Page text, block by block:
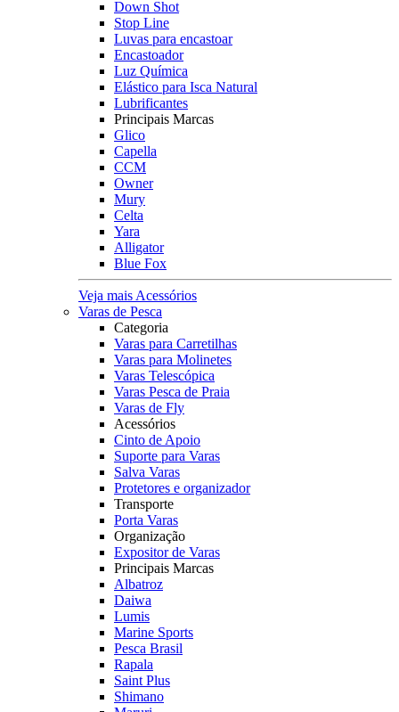
Down Shot
Stop Line
Luvas para encastoar
Encastoador
Luz Química
Elástico para Isca Natural
Lubrificantes
Principais Marcas
Glico
Capella
CCM
Owner
Mury
Celta
Yara
Alligator
Blue Fox
Veja mais Acessórios
Varas de Pesca
Categoria
Varas para Carretilhas
Varas para Molinetes
Varas Telescópica
Varas Pesca de Praia
Varas de Fly
Acessórios
Cinto de Apoio
Suporte para Varas
Salva Varas
Protetores e organizador
Transporte
Porta Varas
Organização
Expositor de Varas
Principais Marcas
Albatroz
Daiwa
Lumis
Marine Sports
Pesca Brasil
Rapala
Saint Plus
Shimano